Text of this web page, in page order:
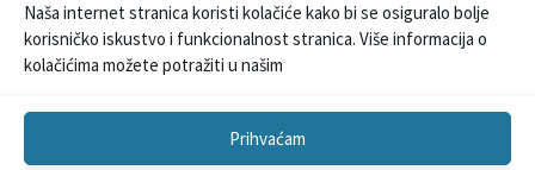
Naša internet stranica koristi kolačiće kako bi se osiguralo bolje
korisničko iskustvo i funkcionalnost stranica. Više informacija o
kolačićima možete potražiti u našim
Prihvaćam